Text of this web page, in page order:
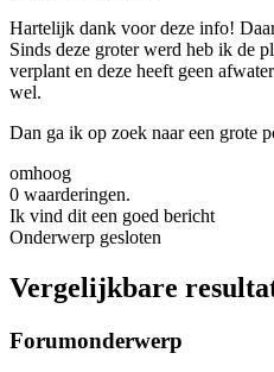
Hartelijk dank voor deze info!
Sinds deze groter werd heb ik de
verplant en deze heeft geen
wel.
Dan ga ik op zoek naar een grote
omhoog
0 waarderingen.
Ik vind dit een goed bericht
Onderwerp gesloten
Vergelijkbare
Forumonderwerp